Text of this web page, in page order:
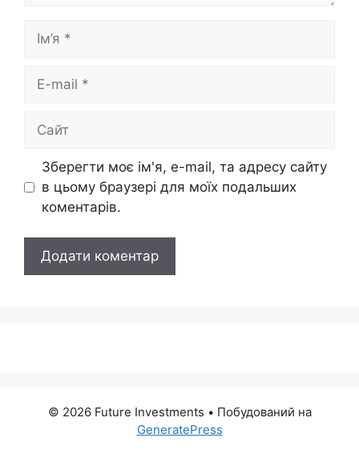
mail
Зберегти моє ім'я, e-mail, та адресу сайту
в цьому браузері для моїх подальших
коментарів.
© 2026 Future Investments • Побудований на
GeneratePress